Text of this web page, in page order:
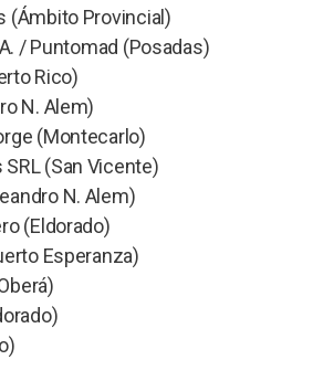
(Ámbito Provincial)
/ Puntomad (Posadas)
Rico)
N. Alem)
(Montecarlo)
(San Vicente)
N. Alem)
(Eldorado)
Esperanza)